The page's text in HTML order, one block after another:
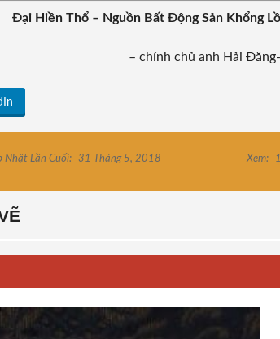
Đại Hiền Thổ – Nguồn Bất Động Sản Khổng Lồ
– chính chủ anh Hải Đăng-
Nhật Lần Cuối: 31 Tháng 5, 2018 Xem: